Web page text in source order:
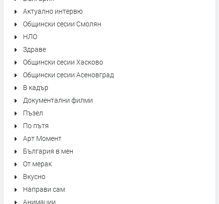
Актуално интервю
Общински сесии Смолян
НЛО
Здраве
Общински сесии Хасково
Общински сесии Асеновград
В кадър
Документални филми
Пъзел
По пътя
Арт Момент
България в мен
От мерак
Вкусно
Направи сам
Анимации